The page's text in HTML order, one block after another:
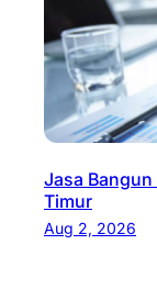
Jasa Bangun
Timur
Aug 2, 2026